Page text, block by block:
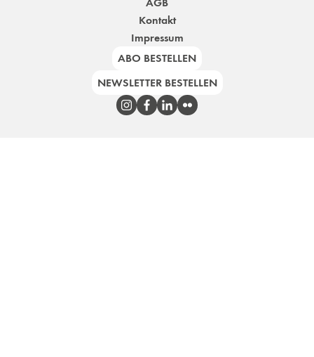
Kontakt
Impressum
ABO BESTELLEN
NEWSLETTER BESTELLEN